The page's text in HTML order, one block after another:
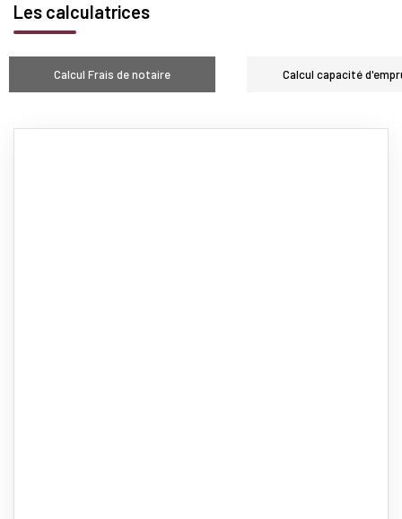
Les calculatrices
Calcul Frais de notaire Calcul capacité